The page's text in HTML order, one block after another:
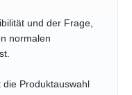
und der Frage,
normalen
Produktauswahl